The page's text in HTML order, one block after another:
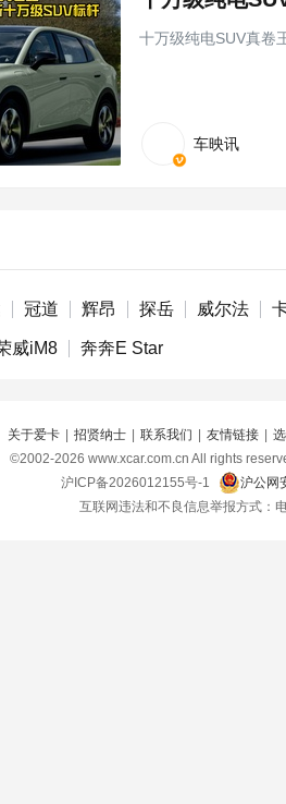
十万级纯电SUV真卷
车映讯
冠道 辉昂 探岳 威尔法
威iM8 奔奔E Star
关于爱卡 招贤纳士 联系我们 友情链接
©2002-2026 www.xcar.com.cn All rights
沪ICP备2026012155号-1
沪公网
互联网违法和不良信息举报方式：